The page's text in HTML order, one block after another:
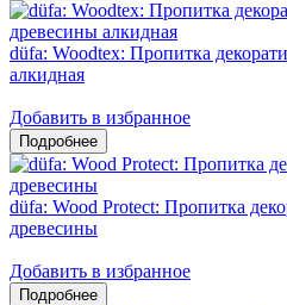
düfa: Woodtex: Пропитка
алкидная
Добавить в избранное
düfa: Wood Protect: Пропитка
древесины
Добавить в избранное